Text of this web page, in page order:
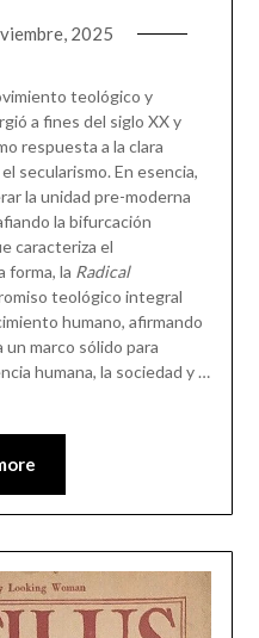
2025
teológico y
a fines del siglo XX y
respuesta a la clara
secularismo. En esencia,
la unidad pre-moderna
la bifurcación
caracteriza el
forma, la Radical
teológico integral
humano, afirmando
marco sólido para
humana, la sociedad y …